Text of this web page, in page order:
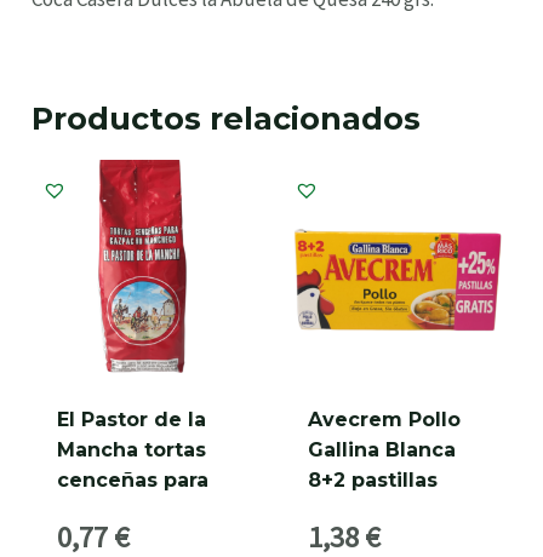
Productos relacionados
El Pastor de la
Mancha tortas
cenceñas para
Manchego 180
0,77€
Avecrem Pollo
Gallina Blanca
8+2 pastillas
1,38€